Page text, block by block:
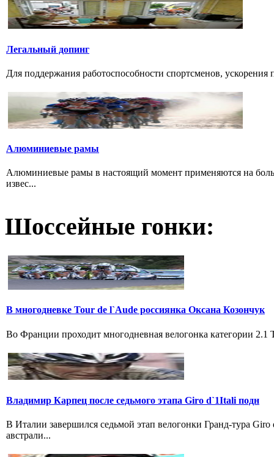
Легальный допинг
Для поддержания работоспособности спортсменов,
Алюминиевые рамы
Алюминиевые рамы в настоящий момент применяются на
извес...
Шоссейные гонки:
В многодневке Tour de l`Aude россиянка Оксана Козончук
Во Франции проходит многодневная велогонка категории
Владимир Карпец после седьмого этапа Giro d`1Itali подн
В Италии завершился седьмой этап велогонки Гранд-тура
австрали...